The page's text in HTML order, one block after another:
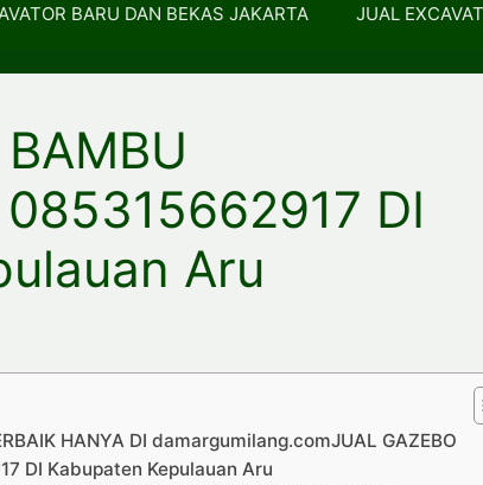
BARU DAN BEKAS JAKARTA JUAL
085315662917 DI
Aru
HANYA DI damargumilang.comJUAL GAZEBO
DI Kabupaten Kepulauan Aru